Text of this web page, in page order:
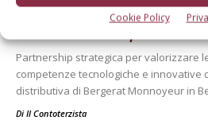
Cookie Policy
Bergerat Monnoyeur e
Partnership strategica per valorizzare
competenze tecnologiche e innovative
distributiva di Bergerat Monnoyeur in
Di Il Contoterzista